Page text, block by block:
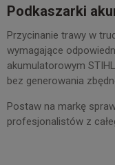
Podkaszarki
Przycinanie trawy w
wymagające
akumulatorowym
bez generowania
Postaw na markę
profesjonalistów z